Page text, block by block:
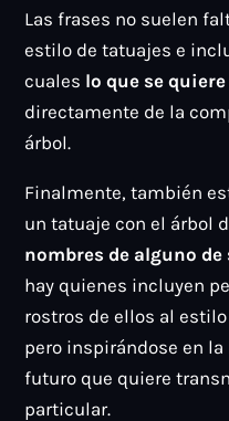
Las frases no suelen
estilo de tatuajes e
cuales lo que se
directamente de la
árbol.
Finalmente, también
un tatuaje con el árbol
nombres de alguno
hay quienes incluyen
rostros de ellos al
pero inspirándose en
futuro que quiere
particular.